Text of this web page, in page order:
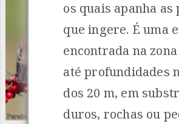
os quais apanha as
que ingere. É uma
encontrada na
até profundidades
dos 20 m, em
duros, rochas ou